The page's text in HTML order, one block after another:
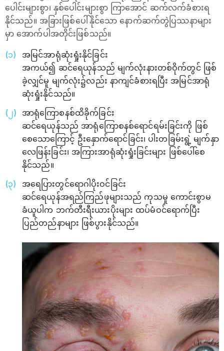
ပေါင်းများစွာ၊ နှစ်ပေါင်းများစွာ ကြာအောင် ဆက်လက်ခံစားရ
နိုင်သည်။ အခြားဖြစ်ပေါ်နိုင်သော နောက်ဆက်တွဲပြဿနာများ
မှာ အောက်ပါအတိုင်းဖြစ်သည်။
အမြင်အာရုံဆုံးရှုံးနိုင်ခြင်း
အကယ်၍ ဆင်ရေယုန်သည် မျက်လုံးနားတစ်ဝိုက်တွင် ဖြစ်
ခဲ့လျှင်မူ မျက်လုံး၌လည်း နာကျင်ခံစားရပြီး အမြင်အာရုံ
ဆုံးရှုံးနိုင်သည်။
အာရုံကြောစနစ်ထိခိုက်ခြင်း
ဆင်ရေယုန်သည် အာရုံကြောစနစ်ရောင်ရမ်းခြင်းကို ဖြစ်
စေသောကြောင့် ဦးနှောက်ရောင်ခြင်း၊ ပါးတခြမ်းရွဲ့ မျက်နှာ
လေဖြန်းခြင်း၊ အကြားအာရုံဆုံးရှုံးခြင်းများ ဖြစ်ပေါ်စေ
နိုင်သည်။
အရေပြားတွင်ရောဂါပိုးဝင်ခြင်း
ဆင်ရေယုန်အရည်ကြည်ဖုများသည် ကုသမှု ကောင်းစွာမ
ခံယူပါက ဘက်တီးရီးယားပိုးများ ထပ်မံဝင်ရောက်ပြီး
ပြည်တည်နာများ ဖြစ်ပွားနိုင်သည်။